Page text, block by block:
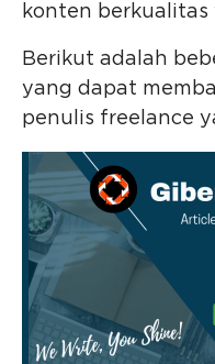
konten
Berikut adalah
yang dapat
penulis freelance